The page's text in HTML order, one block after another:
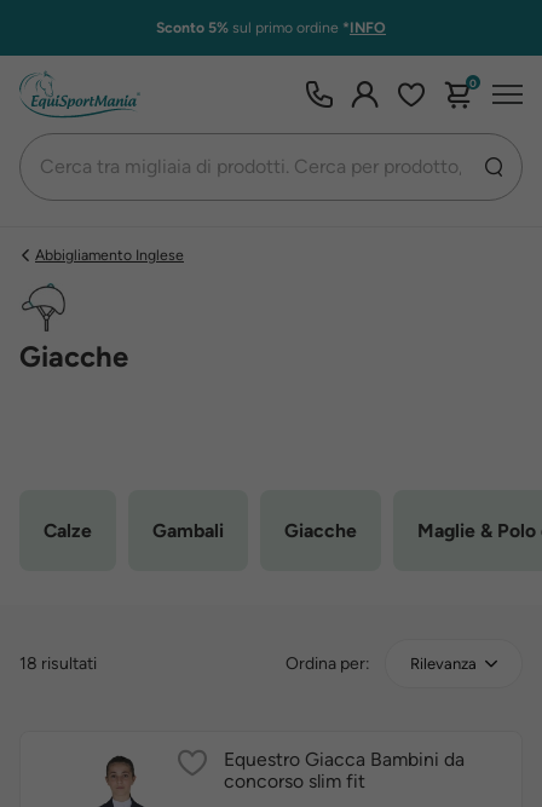
Sconto 5% sul primo ordine *INFO
0
Abbigliamento Inglese
Giacche
Calze Gambali Giacche Maglie &
18 risultati Ordina per: Rilevanza
Equestro Giacca Bambini da
concorso slim fit